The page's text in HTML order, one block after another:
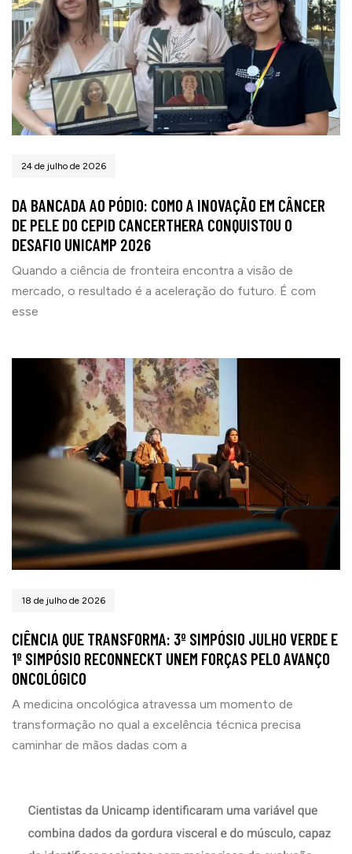
24 de julho de 2026
DA BANCADA AO PÓDIO: COMO A INOVAÇÃO EM CÂNCER
DE PELE DO CEPID CANCERTHERA CONQUISTOU O
DESAFIO UNICAMP 2026
Quando a ciência de fronteira encontra a visão de
mercado, o resultado é a aceleração do futuro. É com
esse
18 de julho de 2026
CIÊNCIA QUE TRANSFORMA: 3º SIMPÓSIO JULHO VERDE E
1º SIMPÓSIO RECONNECKT UNEM FORÇAS PELO AVANÇO
ONCOLÓGICO
A medicina oncológica atravessa um momento de
transformação no qual a excelência técnica precisa
caminhar de mãos dadas com a